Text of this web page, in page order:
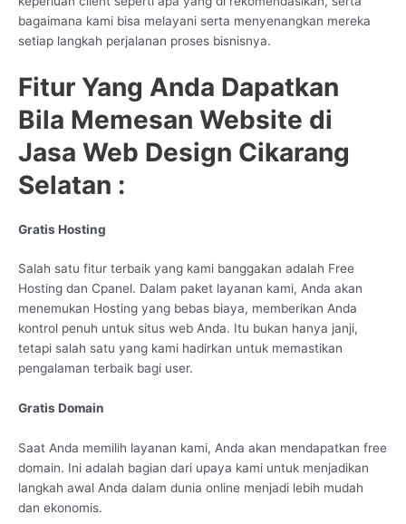
bagaimana kami bisa melayani serta menyenangkan mereka
setiap langkah perjalanan proses bisnisnya.
Fitur Yang Anda Dapatkan
Bila Memesan Website di
Jasa Web Design Cikarang
Selatan :
Gratis Hosting
Salah satu fitur terbaik yang kami banggakan adalah Free
Hosting dan Cpanel. Dalam paket layanan kami, Anda akan
menemukan Hosting yang bebas biaya, memberikan Anda
kontrol penuh untuk situs web Anda. Itu bukan hanya janji,
tetapi salah satu yang kami hadirkan untuk memastikan
pengalaman terbaik bagi user.
Gratis Domain
Saat Anda memilih layanan kami, Anda akan mendapatkan free
domain. Ini adalah bagian dari upaya kami untuk menjadikan
langkah awal Anda dalam dunia online menjadi lebih mudah
dan ekonomis.